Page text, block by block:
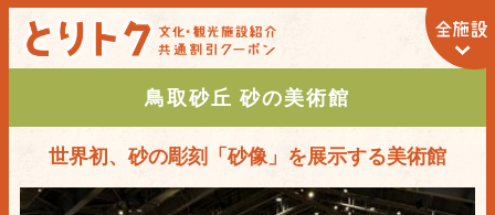
鳥取砂丘 砂の美術館
世界初、砂の彫刻「砂像」を展示する美術館